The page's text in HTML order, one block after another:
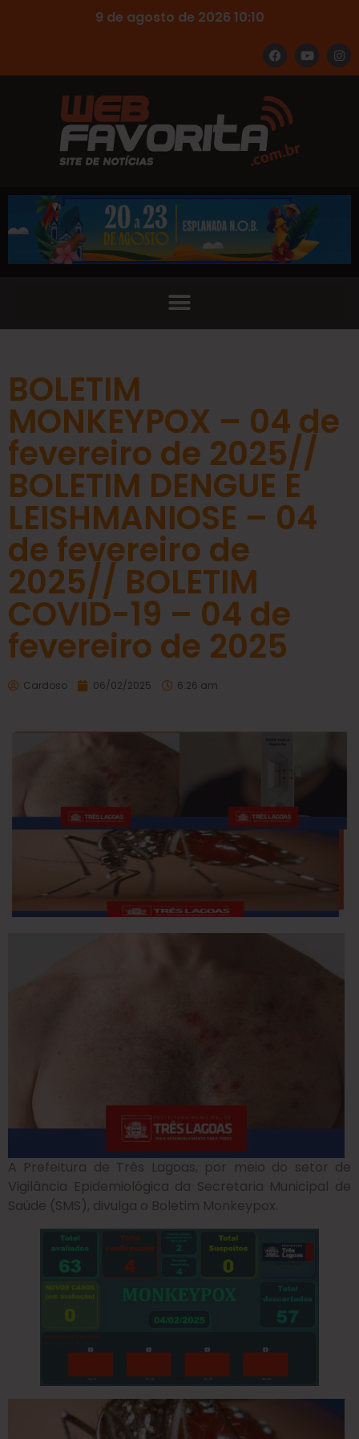
9 de agosto de 2026 10:10
BOLETIM
MONKEYPOX – 04 de
fevereiro de 2025//
BOLETIM DENGUE E
LEISHMANIOSE – 04
de fevereiro de
2025// BOLETIM
COVID-19 – 04 de
fevereiro de 2025
Cardoso 06/02/2025 6:26 am
A Prefeitura de Três Lagoas, por meio do setor de
Vigilância Epidemiológica da Secretaria Municipal de
Saúde (SMS), divulga o Boletim Monkeypox.